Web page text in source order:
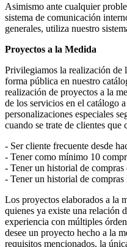
Asimismo ante cualquier
sistema de comunicación
generales, utiliza nuestro
Proyectos a la Medida
Privilegiamos la realización de
forma pública en nuestro
realización de proyectos a la
de los servicios en el catálogo
personalizaciones especiales
cuando se trate de clientes
- Ser cliente frecuente desde
- Tener como mínimo 10
- Tener un historial de compras
- Tener un historial de
Los proyectos elaborados a la
quienes ya existe una relación
experiencia con múltiples
desee un proyecto hecho a la
requisitos mencionados, la